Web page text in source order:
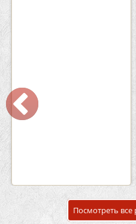
Кафе «Шишка»
Вместимость:
Посмотреть